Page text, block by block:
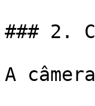
### 2.
A